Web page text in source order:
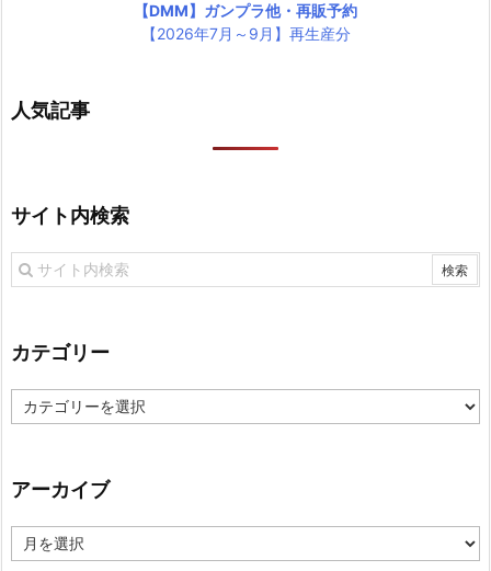
【DMM】ガンプラ他・再販予約
【2026年7月～9月】再生産分
人気記事
サイト内検索
カテゴリー
テ
ー
アーカイブ
ー